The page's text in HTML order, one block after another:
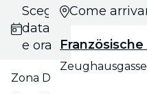
Scegli
data
e ora
Zona D
Come
Zeughausgasse